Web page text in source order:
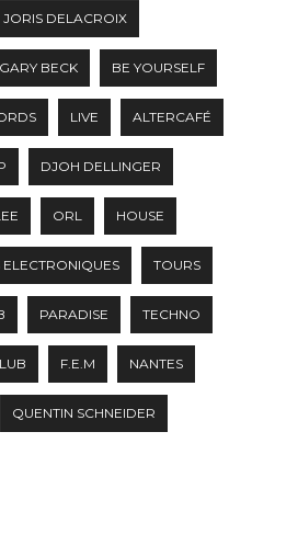
JORIS DELACROIX
GARY BECK BE YOURSELF
LIVE ALTERCAFÉ
DJOH DELLINGER
ORL HOUSE
ELECTRONIQUES TOURS
PARADISE TECHNO
F.E.M NANTES
QUENTIN SCHNEIDER